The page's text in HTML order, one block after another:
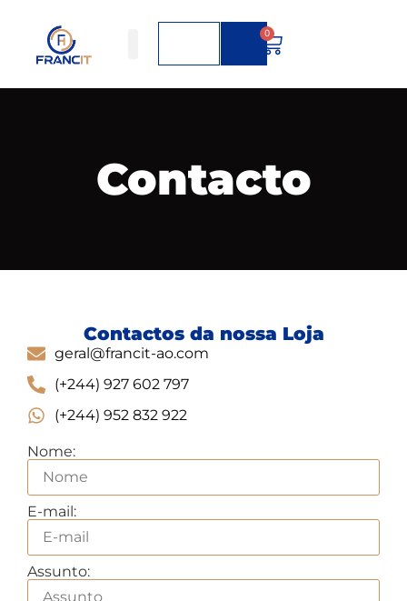
0
Contacto
Contactos da nossa Loja
geral@francit-ao.com
(+244) 927 602 797
(+244) 952 832 922
Nome:
E-mail:
Assunto: